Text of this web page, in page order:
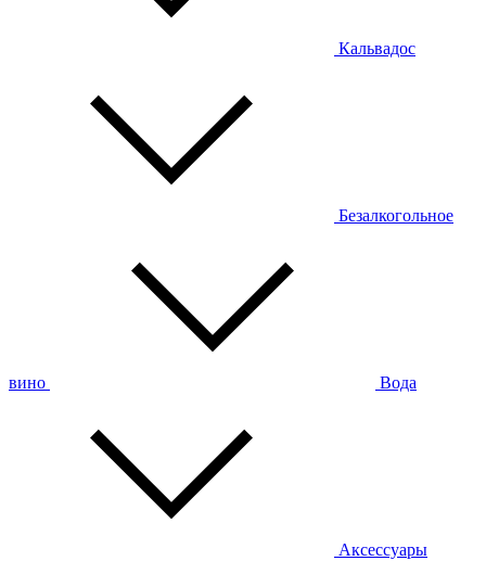
Кальвадос
Безалкогольное
вино Вода
Аксессуары